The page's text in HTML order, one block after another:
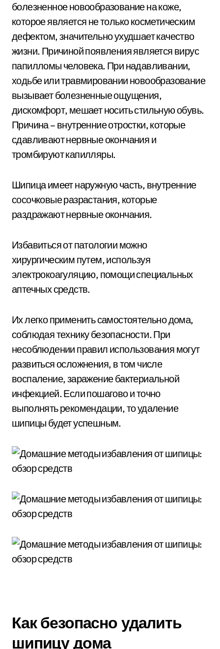
болезненное новообразование на коже,
которое является не только косметическим
дефектом, значительно ухудшает качество
жизни. Причиной появления является вирус
папилломы человека. При надавливании,
ходьбе или травмировании новообразование
вызывает болезненные ощущения,
дискомфорт, мешает носить стильную обувь.
Причина – внутренние отростки, которые
сдавливают нервные окончания и
тромбируют капилляры.
Шипица имеет наружную часть, внутренние
сосочковые разрастания, которые
раздражают нервные окончания.
Избавиться от патологии можно
хирургическим путем, используя
электрокоагуляцию, помощи специальных
аптечных средств.
Их легко применить самостоятельно дома,
соблюдая технику безопасности. При
несоблюдении правил использования могут
развиться осложнения, в том числе
воспаление, заражение бактериальной
инфекцией. Если пошагово и точно
выполнять рекомендации, то удаление
шипицы будет успешным.
Как безопасно удалить
шипицу дома